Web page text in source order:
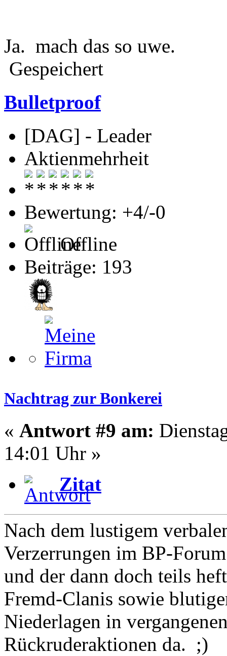
Ja. mach das so uwe.
Gespeichert
Bulletproof
[DAG] - Leader
Aktienmehrheit
Bewertung: +4/-0
Offline
Beiträge: 193
Nachtrag zur Bonkerei
« Antwort #9 am:
14:01 Uhr »
Zitat
Nach dem lustigem
Verzerrungen im BP-Forum
und der dann doch teils
Fremd-Clanis sowie
Niederlagen in
Rückruderaktionen da. ;)